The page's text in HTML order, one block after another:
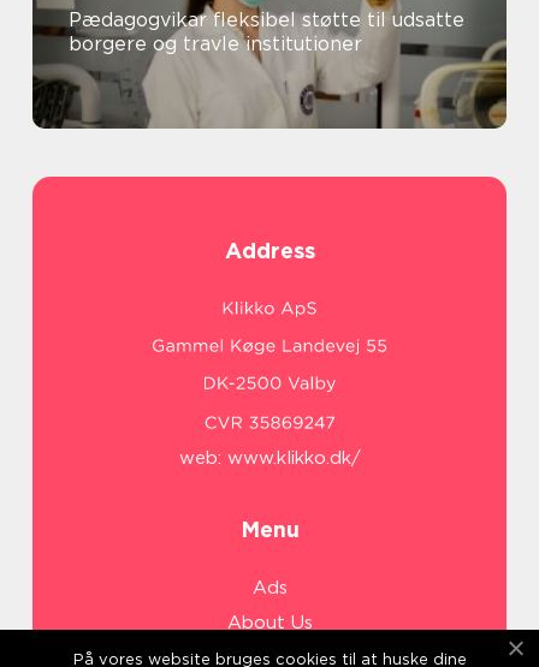
Pædagogvikar fleksibel støtte til udsatte
borgere og travle institutioner
Address
web: www.klikko.dk/
Menu
Ads
About Us
Cookies
På vores website bruges cookies til at huske dine